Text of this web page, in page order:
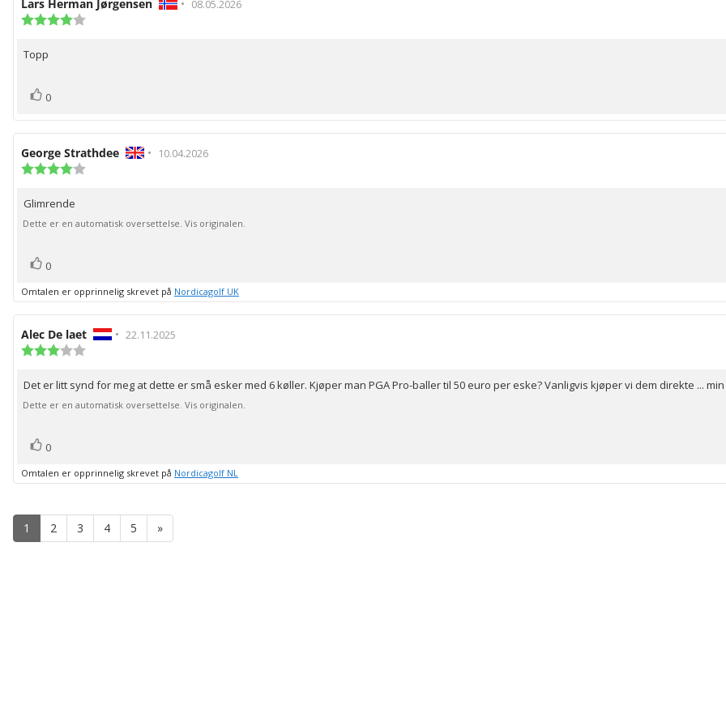
Forfatter:
Lars Herman Jørgensen • Omtaledato:
08.05.2026
Omtaletekst:
Topp
Liker
0
Forfatter:
George Strathdee • Omtaledato:
10.04.2026
mulige
Omtaletekst:
Glimrende
Dette er en automatisk oversettelse. Vis originalen.
Liker
0
Omtalen er opprinnelig skrevet på Nordicagolf UK
Forfatter:
Alec De laet • Omtaledato:
22.11.2025
5
mulige
Omtaletekst:
Det er litt synd for meg at dette er små esker med 6 køller. Kjøper man PGA Pro-baller til 50 euro per eske? Vanligvis kjøper vi dem direkte ...
Dette er en automatisk oversettelse. Vis originalen.
Liker
0
Omtalen er opprinnelig skrevet på Nordicagolf NL
1 2 3 4 5 »